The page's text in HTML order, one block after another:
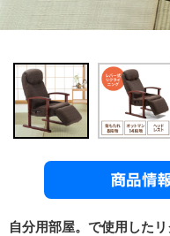
自分用部屋。で使用した